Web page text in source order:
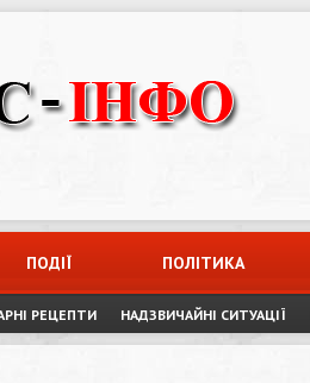
ПОДІЇ ПОЛІТИКА
РЕЦЕПТИ НАДЗВИЧАЙНІ СИТУАЦІЇ